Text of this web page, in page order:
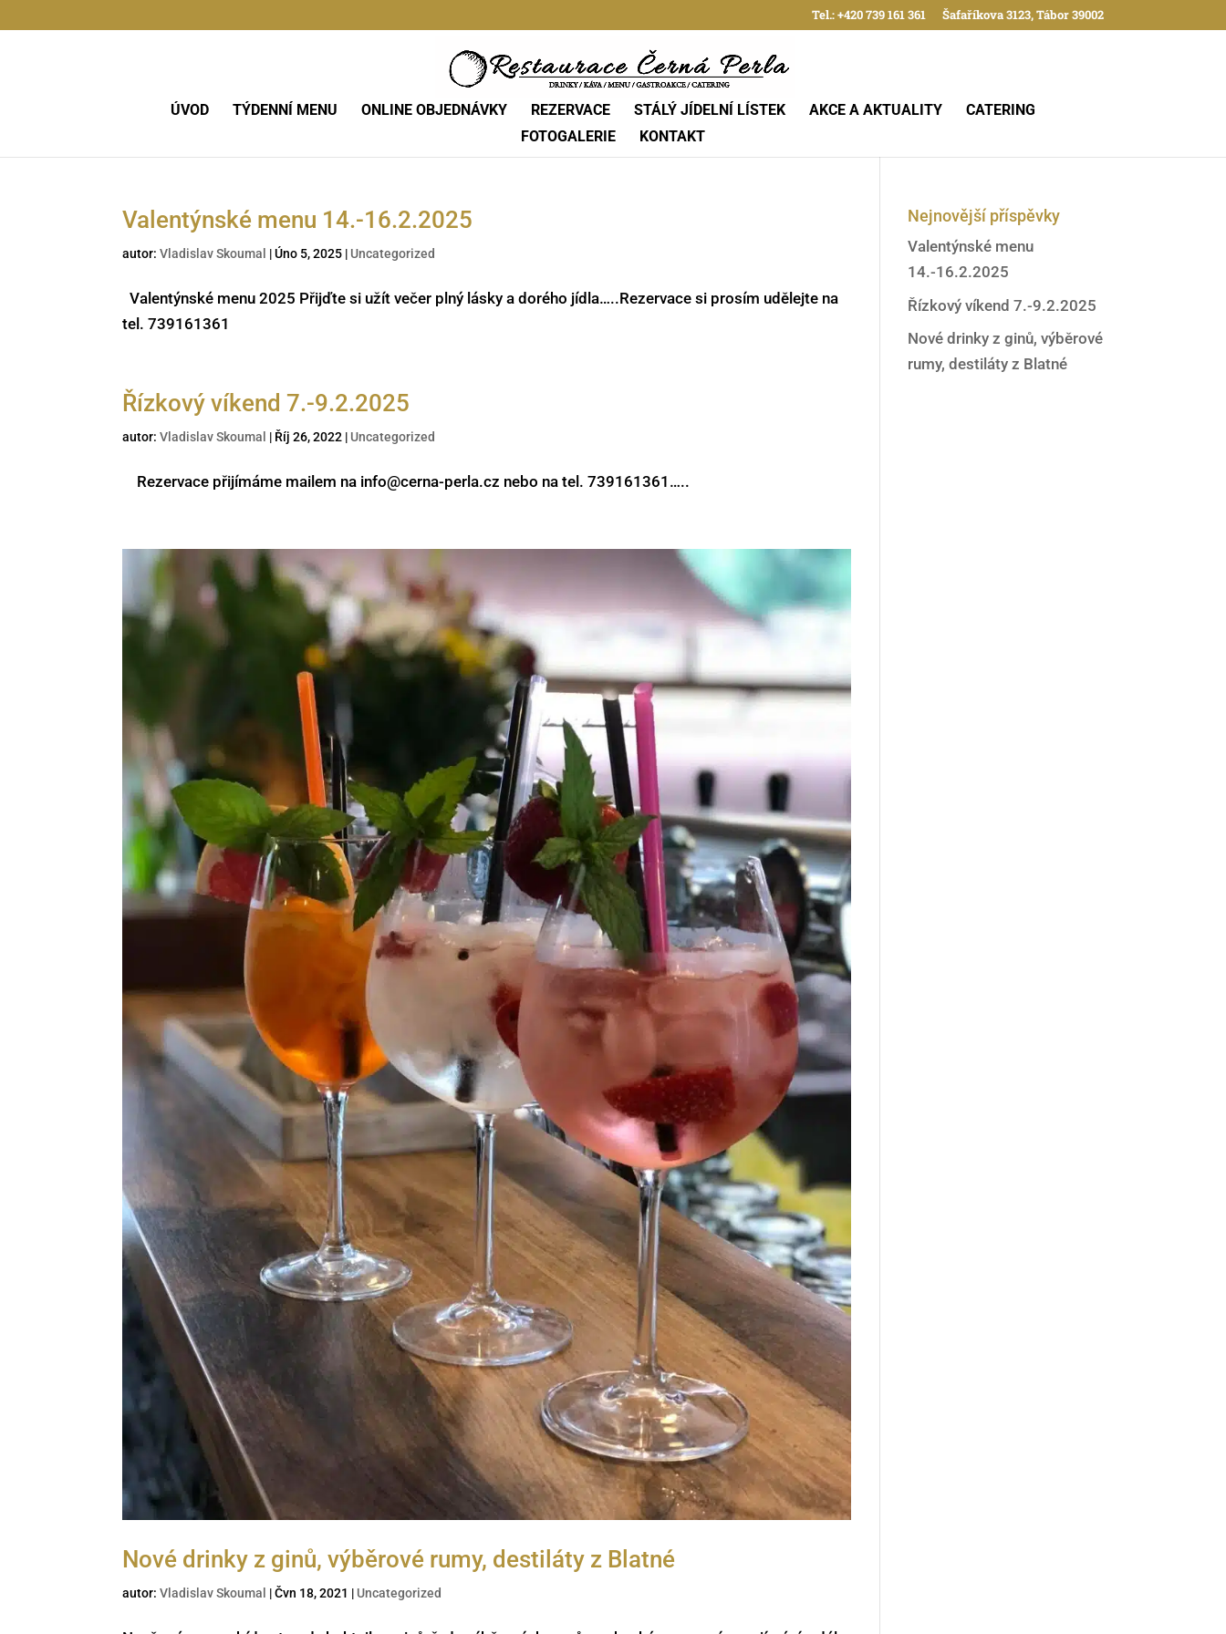
Tel.: +420 739 161 361 Šafaříkova 3123, Tábor 39002
ÚVOD TÝDENNÍ MENU ONLINE OBJEDNÁVKY REZERVACE STÁLÝ JÍDELNÍ LÍSTEK AKCE A AKTUALITY
CATERING
FOTOGALERIE
KONTAKT
Valentýnské menu 14.-16.2.2025
autor:Vladislav Skoumal |Úno 5, 2025 | Uncategorized
Valentýnské menu 2025 Přijďte si užít večer plný lásky a dorého jídla…..Rezervace si prosím udělejte na
tel. 739161361
Řízkový víkend 7.-9.2.2025
autor:Vladislav Skoumal | Říj 26, 2022 | Uncategorized
Rezervace přijímáme mailem na info@cerna-perla.cz nebo na tel. 739161361…..
Nové drinky z ginů, výběrové rumy, destiláty z Blatné
autor:Vladislav Skoumal |Čvn 18, 2021 | Uncategorized
Nejnovější příspěvky
Valentýnské menu
14.-16.2.2025
Řízkový víkend 7.-9.2.2025
Nové drinky z ginů, výběrové
rumy, destiláty z Blatné